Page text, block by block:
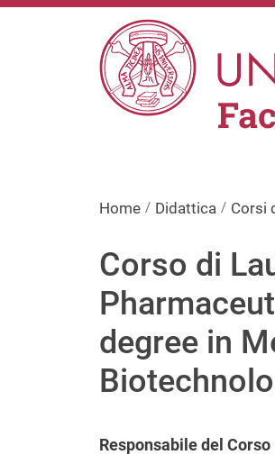
Salta al contenuto principale
Home Didattica Corsi
Corso di
degree in
Responsabile del